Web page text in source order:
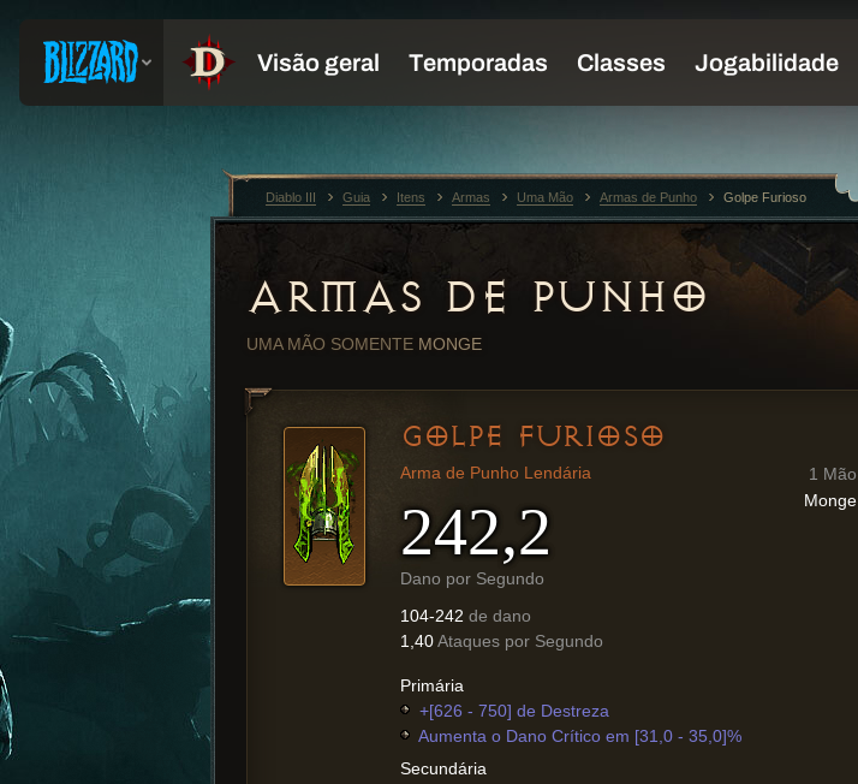
ARMAS DE PUNHO
UMA MÃO SOMENTE MONGE
GOLPE FURIOSO
1 Mão
Monge
Arma de Punho Lendária
242,2
Dano por Segundo
104-242 de dano
1,40Ataques por Segundo
Primária
+[626 - 750] de Destreza
Aumenta o Dano Crítico em [31,0 - 35,0]%
Secundária
Diablo III Guia Itens Armas Uma Mão Armas de Punho Golpe Furioso